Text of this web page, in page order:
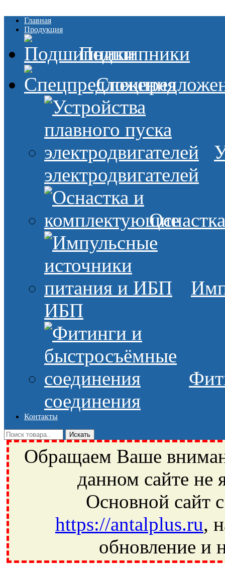
Главная
Продукция
Подшипники
электродвигателей
ИБП
соединения
Контакты
Обращаем Ваше
данном сайте не
Основной сайт
https://antalplus.ru,
обновление и